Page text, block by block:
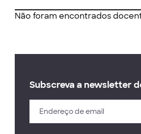
Não foram encontrados
Subscreva a newsletter